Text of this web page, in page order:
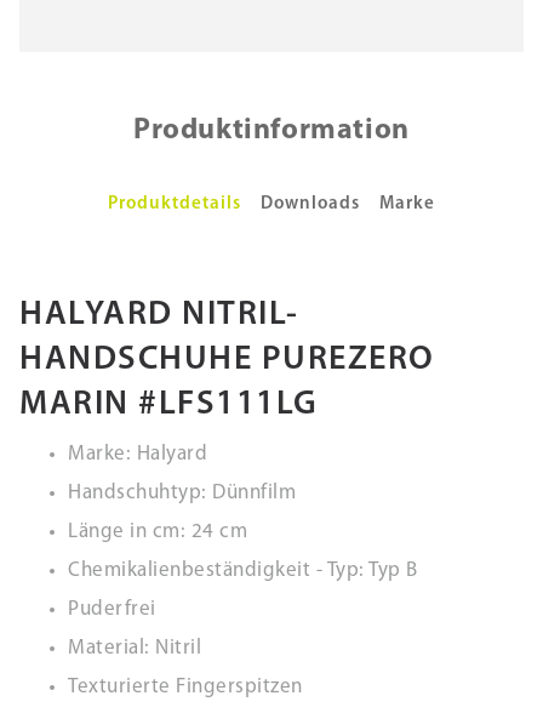
Produktinformation
Produktdetails Downloads Marke
HALYARD NITRIL-
HANDSCHUHE PUREZERO
MARIN #LFS111LG
Marke: Halyard
Handschuhtyp: Dünnfilm
Länge in cm: 24 cm
Chemikalienbeständigkeit - Typ: Typ B
Puderfrei
Material: Nitril
Texturierte Fingerspitzen